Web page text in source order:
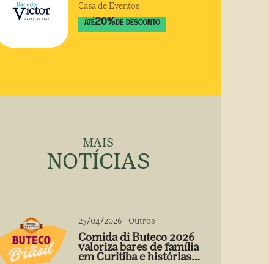
Casa de Eventos
ATÉ20%DE DESCONTO
MAIS
NOTÍCIAS
25/04/2026 -Outros
Comida di Buteco 2026
valoriza bares de família
em Curitiba e histórias